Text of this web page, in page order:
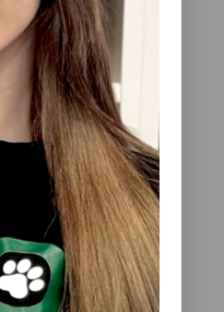
Все
#7638
СОБАК.